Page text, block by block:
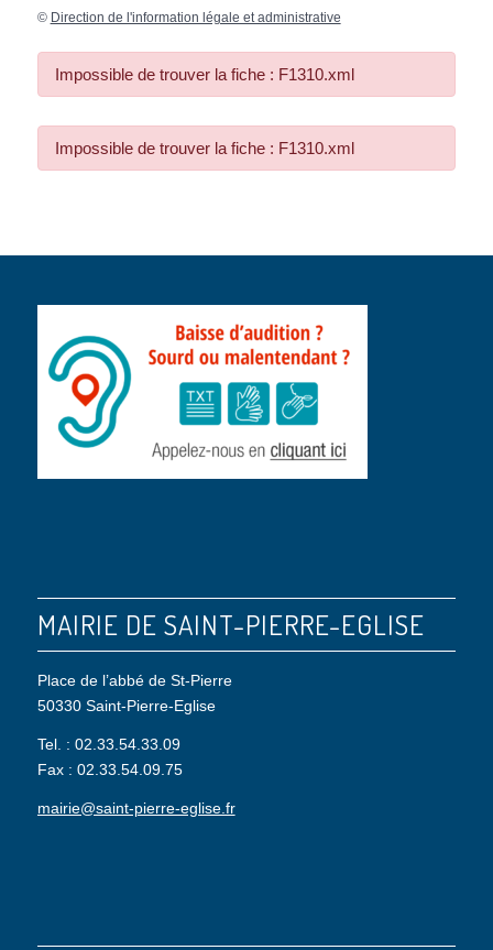
© Direction de l'information légale et administrative
Impossible de trouver la fiche : F1310.xml
Impossible de trouver la fiche : F1310.xml
MAIRIE DE SAINT-PIERRE-EGLISE
Place de l’abbé de St-Pierre
50330 Saint-Pierre-Eglise
Tel. : 02.33.54.33.09
Fax : 02.33.54.09.75
mairie@saint-pierre-eglise.fr